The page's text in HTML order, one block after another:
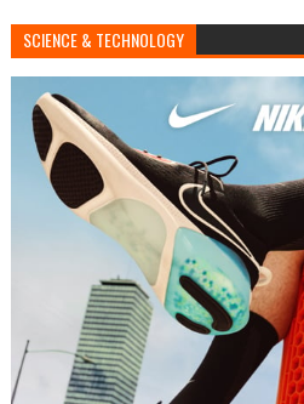
SCIENCE & TECHNOLOGY